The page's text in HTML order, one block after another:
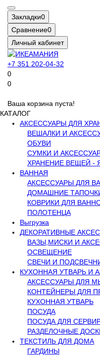
Закладки0
Сравнение0
Личный кабинет
+7 351 202-04-32
0
0
Ваша корзина пуста!
КАТАЛОГ
АКСЕССУАРЫ ДЛЯ
ВЕШАЛКИ И
ОБУВИ
СУМКИ И
ХРАНЕНИЕ ВЕЩЕЙ -
ВАННАЯ
АКСЕССУАРЫ ДЛЯ
ДОМАШНИЕ
КОВРИКИ ДЛЯ
ПОЛОТЕНЦА
Выгрузка
ДЕКОРАТИВНЫЕ
ВАЗЫ,МИСКИ И
ОСВЕЩЕНИЕ
СВЕЧИ И
КУХОННАЯ УТВАРЬ И
АКСЕССУАРЫ ДЛЯ
КОНТЕЙНЕРЫ ДЛЯ
КУХОННАЯ УТВАРЬ
ПОСУДА
ПОСУДА ДЛЯ
РАЗДЕЛОЧНЫЕ
ТЕКСТИЛЬ ДЛЯ ДОМА
ГАРДИНЫ